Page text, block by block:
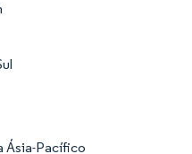
Ásia-Pacífico